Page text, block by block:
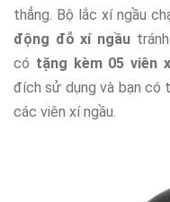
thẳng. Bộ lắc xí ngầu
động đỗ xí ngầu
có tặng kèm 05 viên
đích sử dụng và bạn có
các viên xí ngầu.